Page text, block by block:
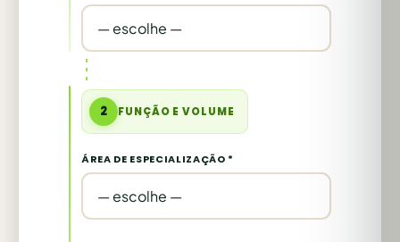
2 FUNÇÃO E VOLUME
ÁREA DE ESPECIALIZAÇÃO *